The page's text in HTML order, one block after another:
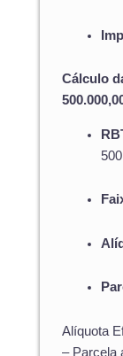
Cálculo
Alíquota
– Parcela